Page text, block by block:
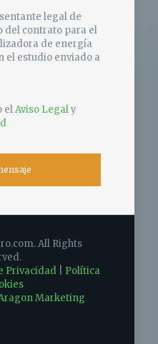
legal de
del contrato para el
de energía
el estudio enviado a
elAviso Legaly
All Rights
Privacidad
Política
Marketing